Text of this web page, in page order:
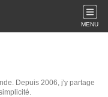
MENU
Depuis 2006, j'y partage